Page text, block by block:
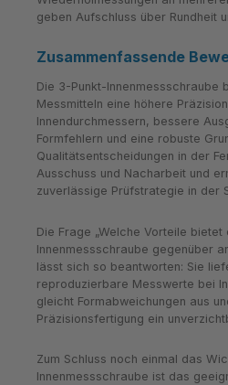
geben Aufschluss über Rundheit
Zusammenfassende
Die 3-Punkt-Innenmessschraube
Messmitteln eine höhere
Innen­durchmessern, bessere
Formfehlern und eine robuste
Qualitätsentscheidungen in der
Ausschuss und Nacharbeit und
zuverlässige Prüfstrategie in der
Die Frage „Welche Vorteile bietet
Innenmessschraube gegenüber
lässt sich so beantworten: Sie
reproduzierbare Messwerte bei
gleicht Formabweichungen aus
Präzisionsfertigung ein
Zum Schluss noch einmal das
Innenmessschraube ist das